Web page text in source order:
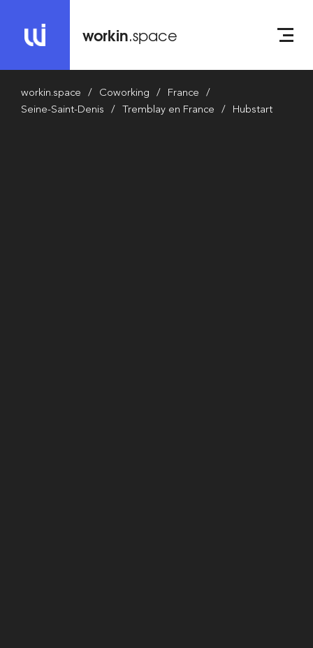
workin.space
workin.space Coworking
France
Seine-Saint-Denis
Tremblay en France Hubstart